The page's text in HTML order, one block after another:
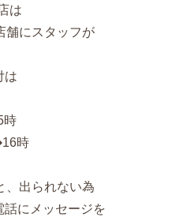
は
舗にスタッフが
は
時
時
、出られない為
話にメッセージを